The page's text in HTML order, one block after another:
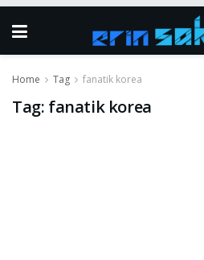
Home Tag fanatik korea
Tag: fanatik korea